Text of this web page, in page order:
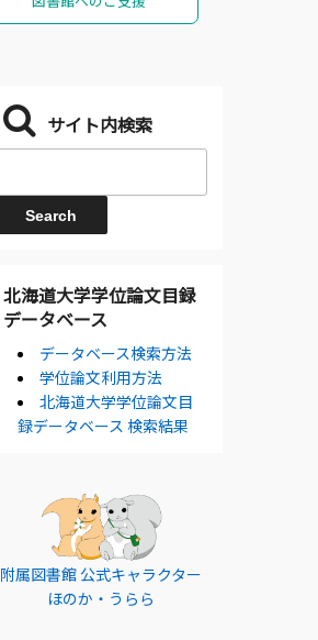
サイト内検索
北海道大学学位論文目録
データベース
データベース検索方法
学位論文利用方法
北海道大学学位論文目
録データベース 検索結果
附属図書館 公式キャラクター
ほのか・うらら